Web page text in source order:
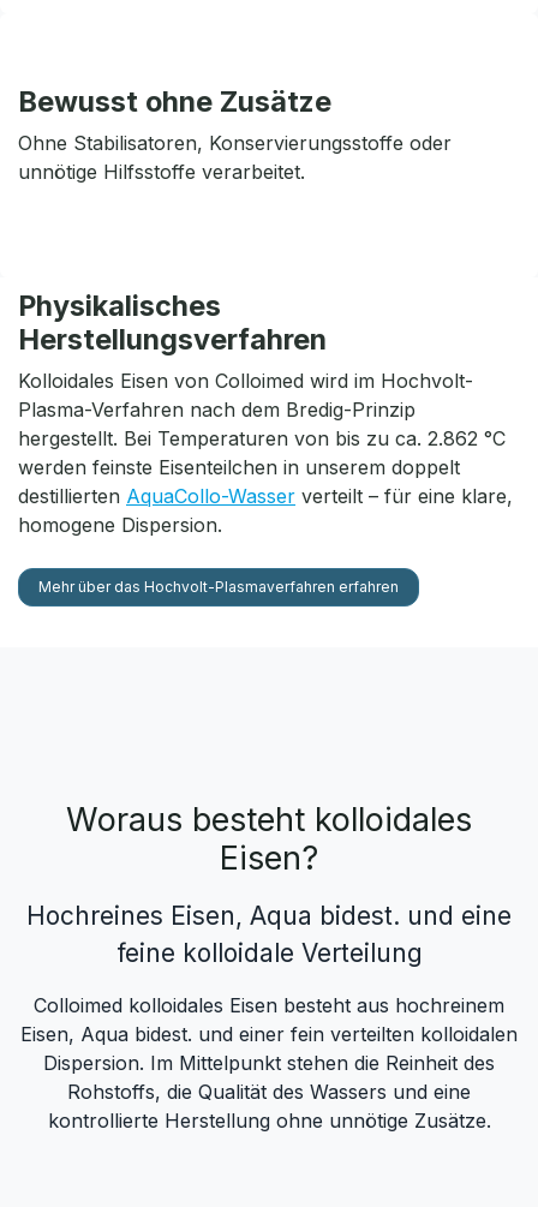
Bewusst ohne Zusätze
Ohne Stabilisatoren, Konservierungsstoffe oder
unnötige Hilfsstoffe verarbeitet.
Physikalisches
Herstellungsverfahren
Kolloidales Eisen von Colloimed wird im Hochvolt-
Plasma-Verfahren nach dem Bredig-Prinzip
hergestellt. Bei Temperaturen von bis zu ca. 2.862 °C
werden feinste Eisenteilchen in unserem doppelt
destillierten AquaCollo-Wasser verteilt – für eine klare,
homogene Dispersion.
Mehr über das Hochvolt-Plasmaverfahren erfahren
Woraus besteht kolloidales
Eisen?
Hochreines Eisen, Aqua bidest. und eine
feine kolloidale Verteilung
Colloimed kolloidales Eisen besteht aus hochreinem
Eisen, Aqua bidest. und einer fein verteilten kolloidalen
Dispersion. Im Mittelpunkt stehen die Reinheit des
Rohstoffs, die Qualität des Wassers und eine
kontrollierte Herstellung ohne unnötige Zusätze.